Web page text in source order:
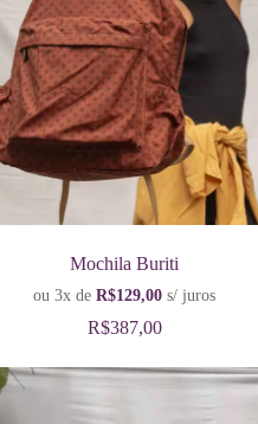
Mochila Buriti
ou 3x deR$129,00 s/ juros
R$387,00